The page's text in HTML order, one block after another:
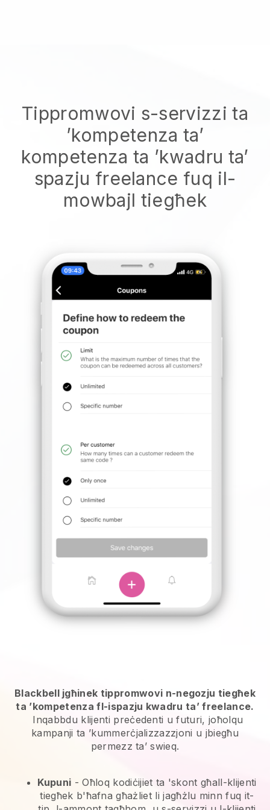
Tippromwovi s-servizzi ta
’kompetenza ta’
kompetenza ta ’kwadru ta’
spazju freelance fuq il-
mowbajl tiegħek
Blackbell jgħinek tippromwovi n-negozju tiegħek
ta ’kompetenza fl-ispazju kwadru ta’ freelance.
Inqabbdu klijenti preċedenti u futuri, joħolqu
kampanji ta ’kummerċjalizzazzjoni u jbiegħu
permezz ta’ swieq.
Kupuni - Oħloq kodiċijiet ta 'skont għall-klijenti
tiegħek b'ħafna għażliet li jagħżlu minn fuq it-